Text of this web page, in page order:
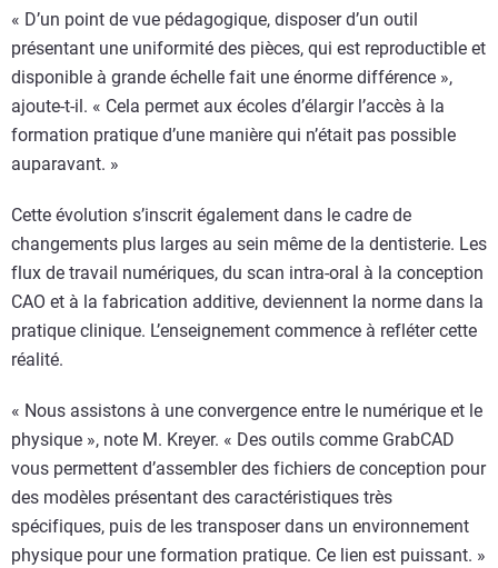
« D’un point de vue pédagogique, disposer d’un outil
présentant une uniformité des pièces, qui est reproductible et
disponible à grande échelle fait une énorme différence »,
ajoute-t-il. « Cela permet aux écoles d’élargir l’accès à la
formation pratique d’une manière qui n’était pas possible
auparavant. »
Cette évolution s’inscrit également dans le cadre de
changements plus larges au sein même de la dentisterie. Les
flux de travail numériques, du scan intra-oral à la conception
CAO et à la fabrication additive, deviennent la norme dans la
pratique clinique. L’enseignement commence à refléter cette
réalité.
« Nous assistons à une convergence entre le numérique et le
physique », note M. Kreyer. « Des outils comme GrabCAD
vous permettent d’assembler des fichiers de conception pour
des modèles présentant des caractéristiques très
spécifiques, puis de les transposer dans un environnement
physique pour une formation pratique. Ce lien est puissant. »